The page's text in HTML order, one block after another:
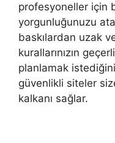
profesyoneller için
yorgunluğunuzu
baskılardan uzak
kurallarınızın
planlamak
güvenlikli siteler
kalkanı sağlar.